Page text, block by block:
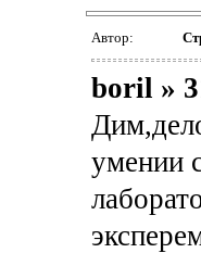
Автор:
boril »
умении